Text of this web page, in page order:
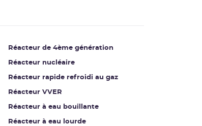
Réacteur de 4ème génération
Réacteur nucléaire
Réacteur rapide refroidi au gaz
Réacteur VVER
Réacteur à eau bouillante
Réacteur à eau lourde